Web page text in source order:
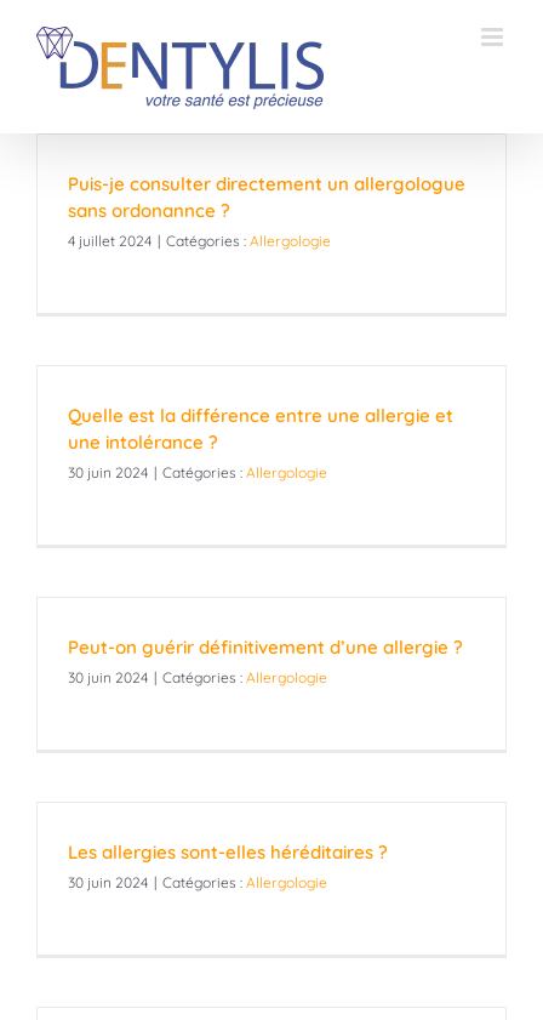
contenu
Puis-je consulter directement un allergologue
sans ordonannce ?
4 juillet 2024 | Catégories : Allergologie
Quelle est la différence entre une allergie et
une intolérance ?
30 juin 2024 | Catégories : Allergologie
Peut-on guérir définitivement d’une allergie ?
30 juin 2024 | Catégories : Allergologie
Les allergies sont-elles héréditaires ?
30 juin 2024 | Catégories : Allergologie